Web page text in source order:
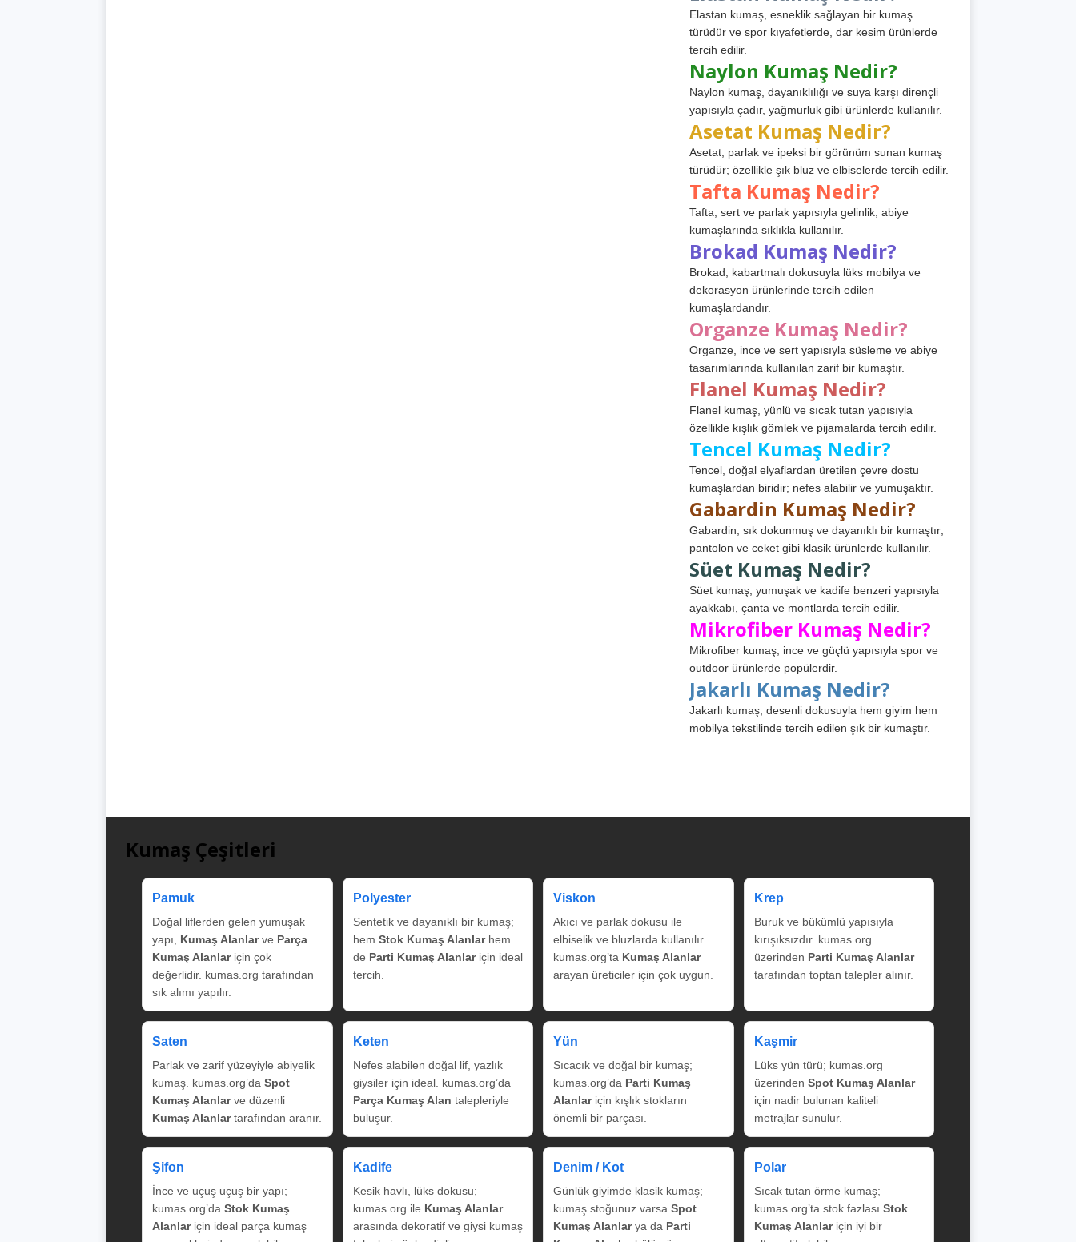
Elastan kumaş, esneklik sağlayan bir kumaş
türüdür ve spor kıyafetlerde, dar kesim ürünlerde
tercih edilir.
Naylon Kumaş Nedir?
Naylon kumaş, dayanıklılığı ve suya karşı dirençli
yapısıyla çadır, yağmurluk gibi ürünlerde kullanılır.
Asetat Kumaş Nedir?
Asetat, parlak ve ipeksi bir görünüm sunan kumaş
türüdür; özellikle şık bluz ve elbiselerde tercih edilir.
Tafta Kumaş Nedir?
Tafta, sert ve parlak yapısıyla gelinlik, abiye
kumaşlarında sıklıkla kullanılır.
Brokad Kumaş Nedir?
Brokad, kabartmalı dokusuyla lüks mobilya ve
dekorasyon ürünlerinde tercih edilen
kumaşlardandır.
Organze Kumaş Nedir?
Organze, ince ve sert yapısıyla süsleme ve abiye
tasarımlarında kullanılan zarif bir kumaştır.
Flanel Kumaş Nedir?
Flanel kumaş, yünlü ve sıcak tutan yapısıyla
özellikle kışlık gömlek ve pijamalarda tercih edilir.
Tencel Kumaş Nedir?
Tencel, doğal elyaflardan üretilen çevre dostu
kumaşlardan biridir; nefes alabilir ve yumuşaktır.
Gabardin Kumaş Nedir?
Gabardin, sık dokunmuş ve dayanıklı bir kumaştır;
pantolon ve ceket gibi klasik ürünlerde kullanılır.
Süet Kumaş Nedir?
Süet kumaş, yumuşak ve kadife benzeri yapısıyla
ayakkabı, çanta ve montlarda tercih edilir.
Mikrofiber Kumaş Nedir?
Mikrofiber kumaş, ince ve güçlü yapısıyla spor ve
outdoor ürünlerde popülerdir.
Jakarlı Kumaş Nedir?
Jakarlı kumaş, desenli dokusuyla hem giyim hem
mobilya tekstilinde tercih edilen şık bir kumaştır.
Kumaş Çeşitleri
Pamuk
Doğal liflerden gelen yumuşak
yapı, Kumaş Alanlarve Parça
Kumaş Alanlariçin çok
değerlidir. kumas.org tarafından
sık alımı yapılır.
Polyester
Sentetik ve dayanıklı bir kumaş;
hem Stok Kumaş Alanlarhem
de Parti Kumaş Alanlariçin ideal
tercih.
Viskon
Akıcı ve parlak dokusu ile
elbiselik ve bluzlarda kullanılır.
kumas.org’ta Kumaş Alanlar
arayan üreticiler için çok uygun.
Krep
Buruk ve bükümlü yapısıyla
kırışıksızdır. kumas.org
üzerinden Parti Kumaş Alanlar
tarafından toptan talepler alınır.
Saten
Parlak ve zarif yüzeyiyle abiyelik
kumaş. kumas.org’da Spot
Kumaş Alanlarve düzenli
Kumaş Alanlartarafından aranır.
Keten
Nefes alabilen doğal lif, yazlık
giysiler için ideal. kumas.org’da
Parça Kumaş Alan talepleriyle
buluşur.
Yün
Sıcacık ve doğal bir kumaş;
kumas.org’da Parti Kumaş
Alanlariçin kışlık stokların
önemli bir parçası.
Kaşmir
Lüks yün türü; kumas.org
üzerinden Spot Kumaş Alanlar
için nadir bulunan kaliteli
metrajlar sunulur.
Şifon
İnce ve uçuş uçuş bir yapı;
kumas.org’da Stok Kumaş
Alanlariçin ideal parça kumaş
Kadife
Kesik havlı, lüks dokusu;
kumas.org ile Kumaş Alanlar
arasında dekoratif ve giysi kumaş
Denim / Kot
Günlük giyimde klasik kumaş;
kumaş stoğunuz varsa Spot
Kumaş Alanlarya da Parti
Polar
Sıcak tutan örme kumaş;
kumas.org’ta stok fazlası Stok
Kumaş Alanlariçin iyi bir